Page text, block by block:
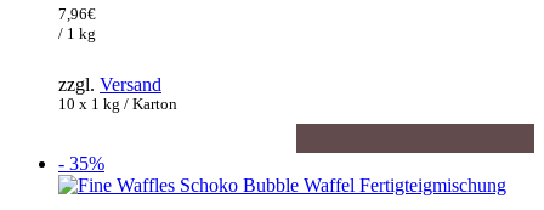
war:
122,50€
Preis
ist:
10 x 1 kg / Karton
7,96€
/ 1 kg
zzgl. Versand
- 35%